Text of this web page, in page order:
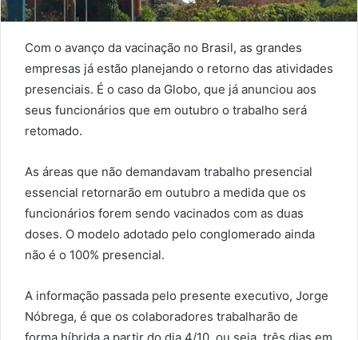
Com o avanço da vacinação no Brasil, as grandes
empresas já estão planejando o retorno das atividades
presenciais. É o caso da Globo, que já anunciou aos
seus funcionários que em outubro o trabalho será
retomado.
As áreas que não demandavam trabalho presencial
essencial retornarão em outubro a medida que os
funcionários forem sendo vacinados com as duas
doses. O modelo adotado pelo conglomerado ainda
não é o 100% presencial.
A informação passada pelo presente executivo, Jorge
Nóbrega, é que os colaboradores trabalharão de